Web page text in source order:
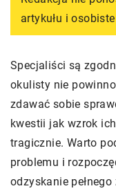
artykułu i
Specjaliści są
okulisty nie
zdawać sobie
kwestii jak wzrok
tragicznie. Warto
problemu i
odzyskanie